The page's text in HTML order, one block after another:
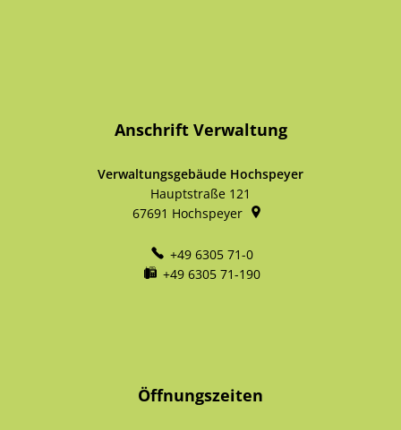
Anschrift Verwaltung
Verwaltungsgebäude Hochspeyer
Hauptstraße 121
67691 Hochspeyer
+49 6305 71-0
+49 6305 71-190
Öffnungszeiten